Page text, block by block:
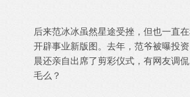
后来范冰冰虽然星途受挫，但也一直
开辟事业新版图。去年，范爷被曝投
晨还亲自出席了剪彩仪式，有网友调
毛么？